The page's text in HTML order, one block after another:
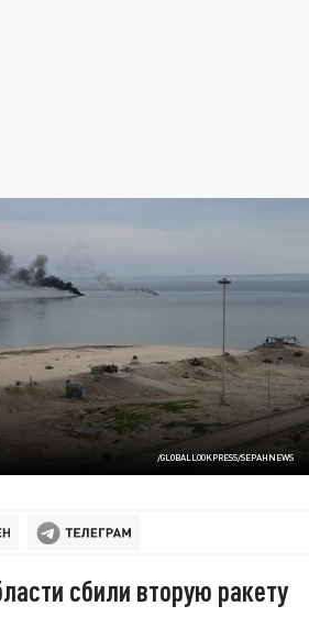
/GLOBALLOOKPRESS/SEPAHNEWS
сбили вторую ракету